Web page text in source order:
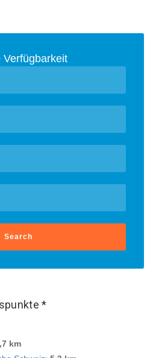
Verfügbarkeit
Search
*
km